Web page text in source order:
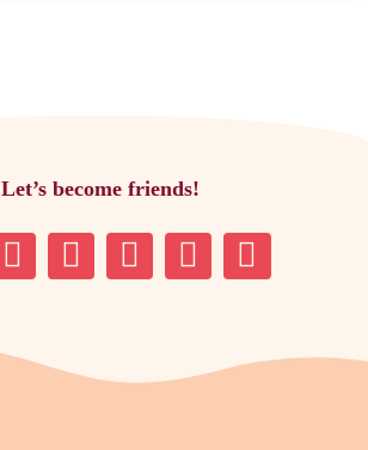
Let’s become friends!